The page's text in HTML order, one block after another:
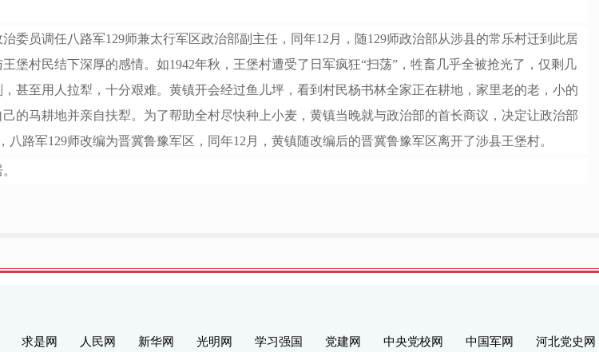
委员调任八路军129师兼太行军区政治部副主任，同年12月，随129师政治部从涉县的常乐村迁到此居
堡村民结下深厚的感情。如1942年秋，王堡村遭受了日军疯狂“扫荡”，牲畜几乎全被抢光了，仅剩几
甚至用人拉犁，十分艰难。黄镇开会经过鱼儿坪，看到村民杨书林全家正在耕地，家里老的老，小的
的马耕地并亲自扶犁。为了帮助全村尽快种上小麦，黄镇当晚就与政治部的首长商议，决定让政治部
路军129师改编为晋冀鲁豫军区，同年12月，黄镇随改编后的晋冀鲁豫军区离开了涉县王堡村。
求是网 人民网 新华网 光明网 学习强国 党建网 中央党校网 中国军网 河北党史网